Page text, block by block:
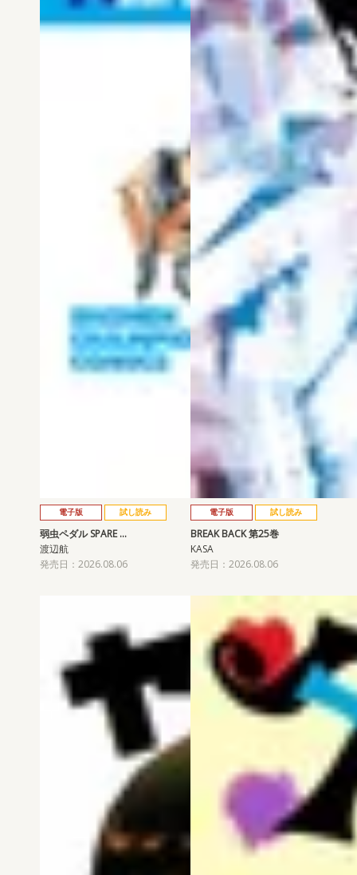
電子版 試し読み
弱虫ペダル SPARE …
渡辺航
発売日：2026.08.06
電子版 試し読み
BREAK BACK 第25巻
KASA
発売日：2026.08.06